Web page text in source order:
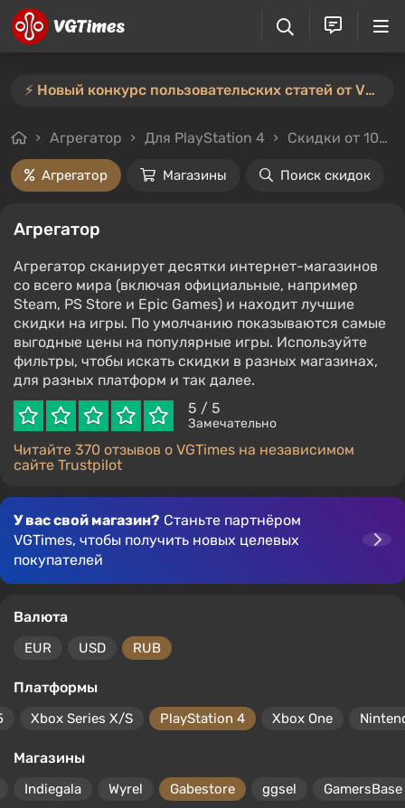
⚡️ Новый конкурс пользовательских статей от VGTimes — участвуйте тут ⚡️
Агрегатор Для PlayStation 4 Скидки от 10%
Агрегатор Магазины Поиск скидок
Агрегатор
Агрегатор сканирует десятки интернет-магазинов
со всего мира (включая официальные, например
Steam, PS Store и Epic Games) и находит лучшие
скидки на игры. По умолчанию показываются самые
выгодные цены на популярные игры. Используйте
фильтры, чтобы искать скидки в разных магазинах,
для разных платформ и так далее.
5 / 5
Замечательно
Читайте 370 отзывов о VGTimes на независимом
сайте Trustpilot
У вас свой магазин? Станьте партнёром
VGTimes, чтобы получить новых целевых
покупателей
Валюта
EUR USD RUB
Платформы
Xbox Series X/S PlayStation 4 Xbox One
Магазины
Indiegala Wyrel Gabestore ggsel GamersBase